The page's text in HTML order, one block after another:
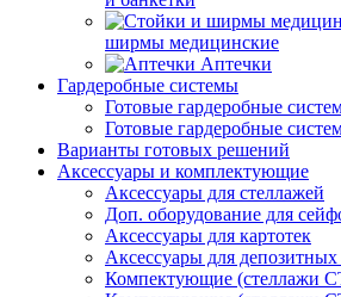
ширмы медицинские
Аптечки
Гардеробные системы
Готовые гардеробные
Готовые гардеробные
Варианты готовых решений
Аксессуары и комплектующие
Аксессуары для стеллажей
Доп. оборудование для
Аксессуары для картотек
Аксессуары для депозитных
Компектующие (стеллажи